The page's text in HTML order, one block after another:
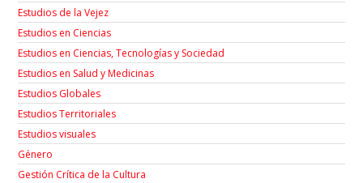
Estudios de la Vejez
Estudios en Ciencias
Estudios en Ciencias, Tecnologías y Sociedad
Estudios en Salud y Medicinas
Estudios Globales
Estudios Territoriales
Estudios visuales
Género
Gestión Crítica de la Cultura